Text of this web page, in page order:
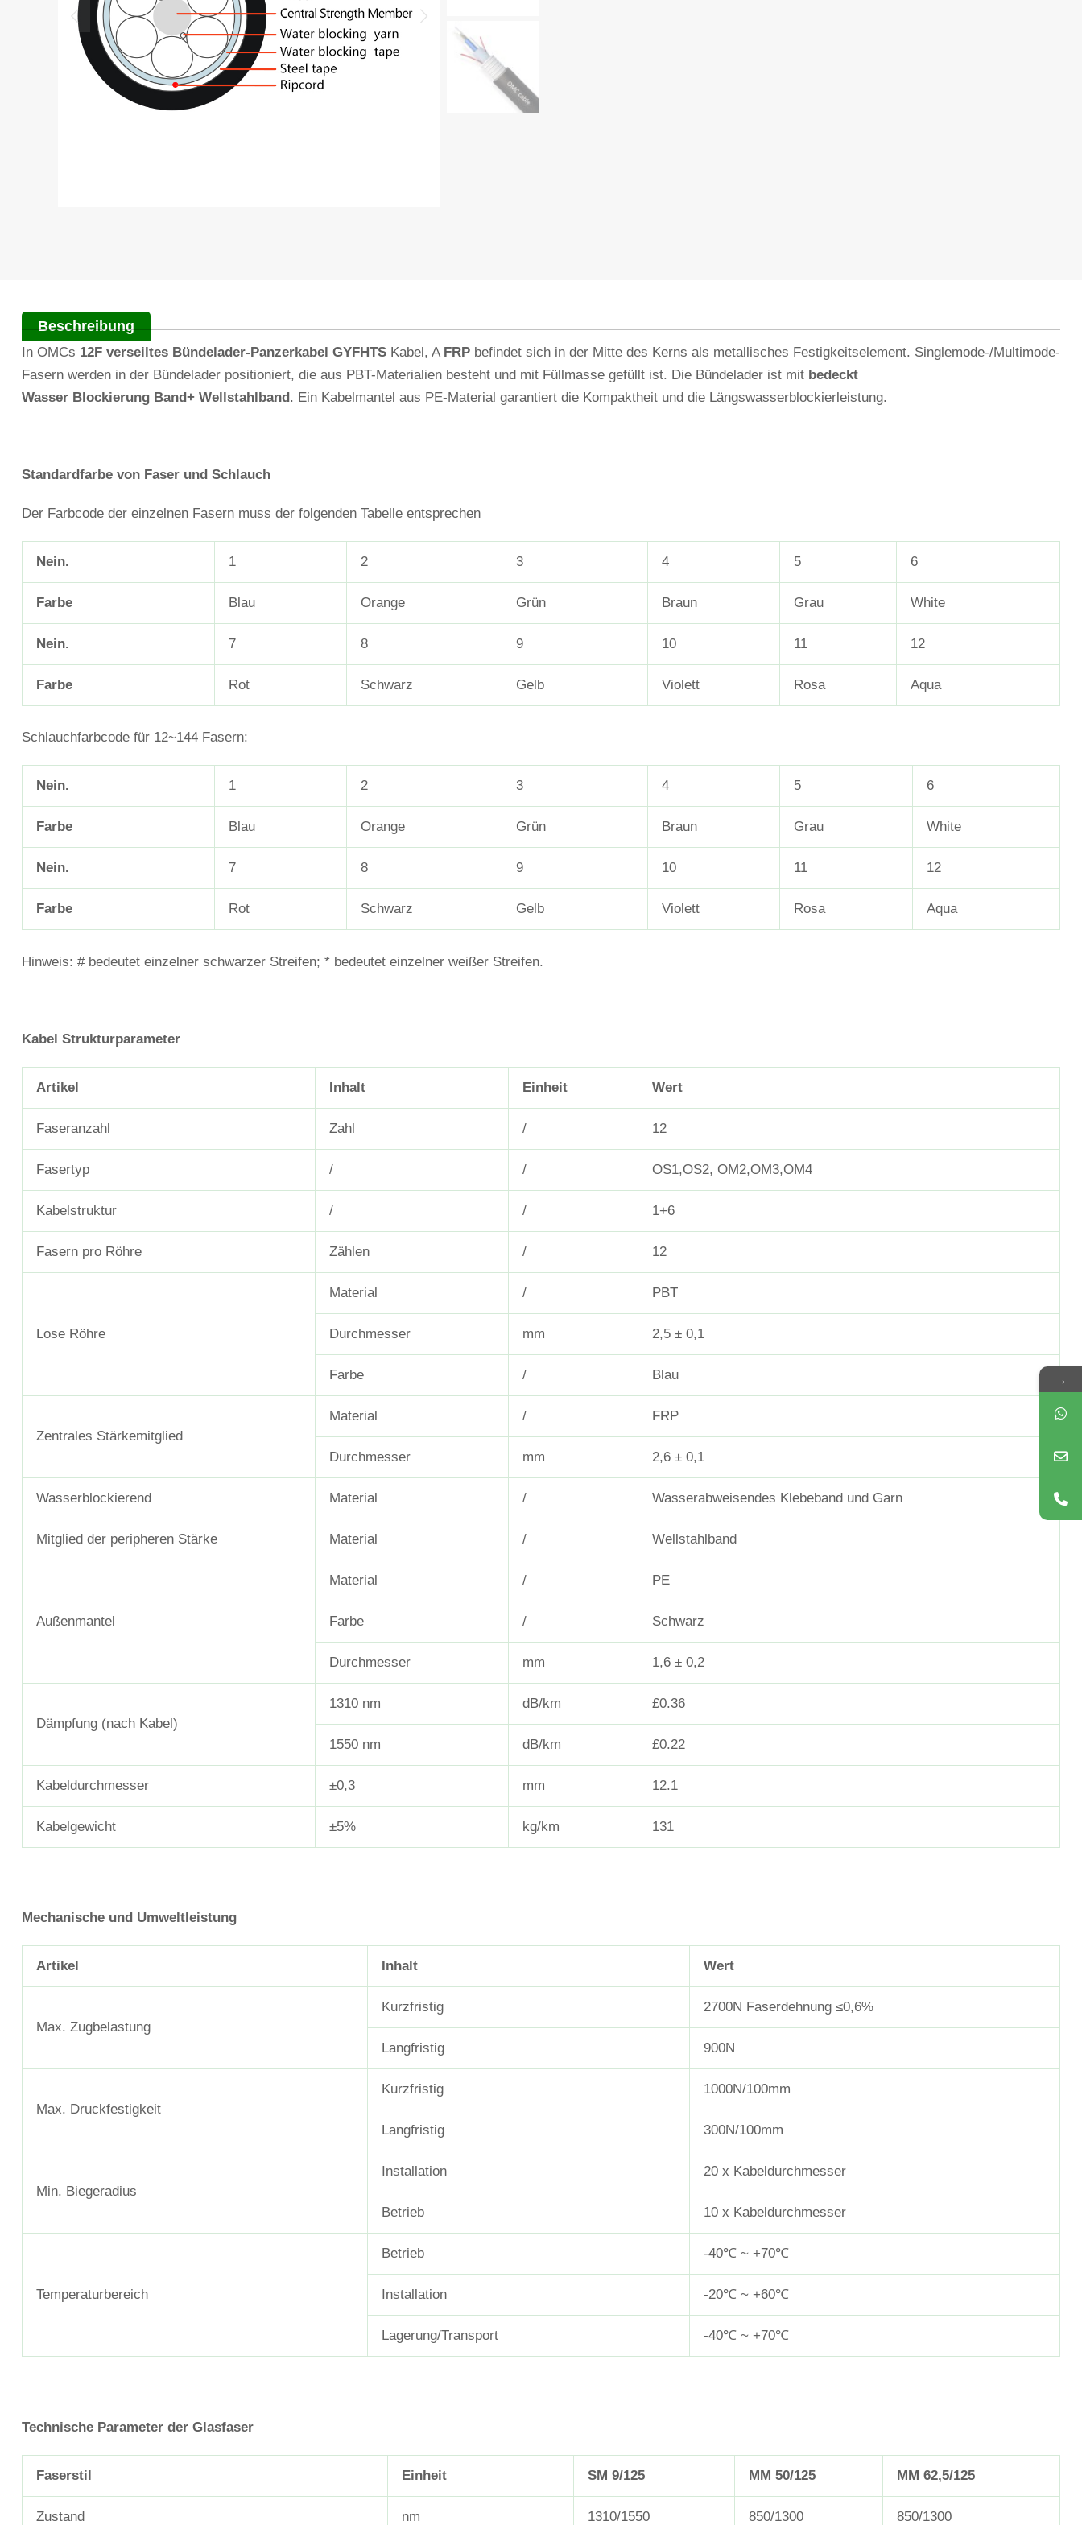
Beschreibung
In OMCs 12F verseiltes Bündelader-Panzerkabel GYFHTS Kabel, A FRP befindet sich in der Mitte des Kerns als metallisches Festigkeitselement. Singlemode-/Multimode-
Fasern werden in der Bündelader positioniert, die aus PBT-Materialien besteht und mit Füllmasse gefüllt ist. Die Bündelader ist mit bedeckt
Wasser Blockierung Band+ Wellstahlband. Ein Kabelmantel aus PE-Material garantiert die Kompaktheit und die Längswasserblockierleistung.
Standardfarbe von Faser und Schlauch
Der Farbcode der einzelnen Fasern muss der folgenden Tabelle entsprechen
Nein. 1 2 3 4 5 6
Farbe Blau Orange Grün Braun Grau White
Nein. 7 8 9 10 11 12
Farbe Rot Schwarz Gelb Violett Rosa Aqua
Schlauchfarbcode für 12~144 Fasern:
Nein. 1 2 3 4 5 6
Farbe Blau Orange Grün Braun Grau White
Nein. 7 8 9 10 11 12
Farbe Rot Schwarz Gelb Violett Rosa Aqua
Hinweis: # bedeutet einzelner schwarzer Streifen; * bedeutet einzelner weißer Streifen.
Kabel Strukturparameter
Artikel Inhalt Einheit Wert
Faseranzahl Zahl / 12
Fasertyp / / OS1,OS2, OM2,OM3,OM4
Kabelstruktur / / 1+6
Fasern pro Röhre Zählen / 12
Lose Röhre
Material / PBT
Durchmesser mm 2,5 ± 0,1
Farbe / Blau
Zentrales Stärkemitglied
Material / FRP
Durchmesser mm 2,6 ± 0,1
Wasserblockierend Material / Wasserabweisendes Klebeband und Garn
Mitglied der peripheren Stärke Material / Wellstahlband
Außenmantel
Material / PE
Farbe / Schwarz
Durchmesser mm 1,6 ± 0,2
Dämpfung (nach Kabel)
1310 nm dB/km £0.36
1550 nm dB/km £0.22
Kabeldurchmesser ±0,3 mm 12.1
Kabelgewicht ±5% kg/km 131
Mechanische und Umweltleistung
Artikel Inhalt Wert
Max. Zugbelastung
Kurzfristig 2700N Faserdehnung ≤0,6%
Langfristig 900N
Max. Druckfestigkeit
Kurzfristig 1000N/100mm
Langfristig 300N/100mm
Min. Biegeradius
Installation 20 x Kabeldurchmesser
Betrieb 10 x Kabeldurchmesser
Temperaturbereich
Betrieb -40℃ ~ +70℃
Installation -20℃ ~ +60℃
Lagerung/Transport -40℃ ~ +70℃
Technische Parameter der Glasfaser
Faserstil Einheit SM 9/125 MM 50/125 MM 62,5/125
Zustand nm 1310/1550 850/1300 850/1300
→